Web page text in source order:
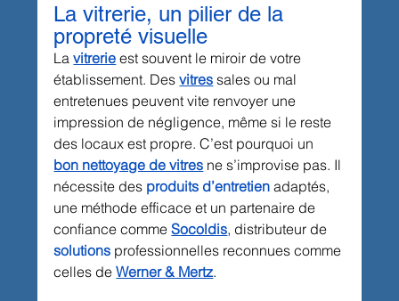
La vitrerie, un pilier de la
propreté visuelle
La vitrerie est souvent le miroir de votre
établissement. Des vitres sales ou mal
entretenues peuvent vite renvoyer une
impression de négligence, même si le reste
des locaux est propre. C’est pourquoi un
bon nettoyage de vitres ne s’improvise pas. Il
nécessite des produits d’entretien adaptés,
une méthode efficace et un partenaire de
confiance comme Socoldis, distributeur de
solutions professionnelles reconnues comme
celles de Werner & Mertz.